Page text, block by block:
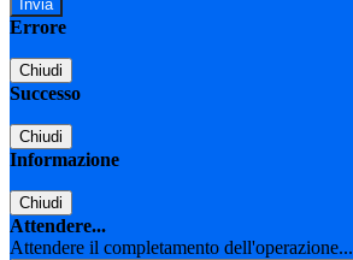
Errore
Chiudi
Successo
Chiudi
Informazione
Chiudi
Attendere...
Attendere il completamento dell'operazione...